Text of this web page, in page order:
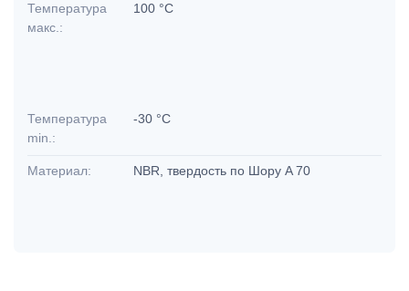
Температура
макс.:
100 °C
Температура
min.:
-30 °C
Материал: NBR, твердость по Шору A 70